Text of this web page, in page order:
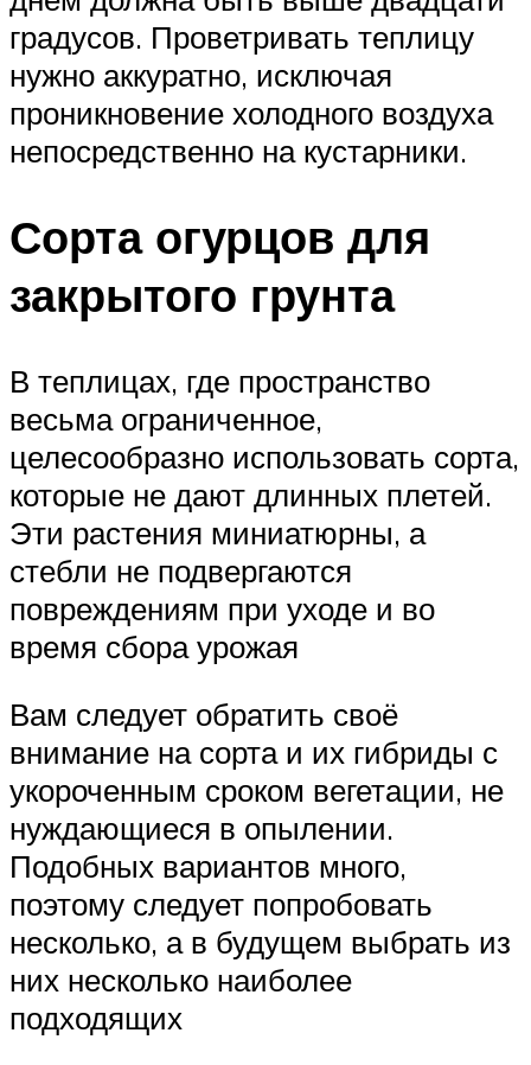
градусов. Проветривать теплицу
нужно аккуратно, исключая
проникновение холодного воздуха
непосредственно на кустарники.
Сорта огурцов для
закрытого грунта
В теплицах, где пространство
весьма ограниченное,
целесообразно использовать сорта,
которые не дают длинных плетей.
Эти растения миниатюрны, а
стебли не подвергаются
повреждениям при уходе и во
время сбора урожая
Вам следует обратить своё
внимание на сорта и их гибриды с
укороченным сроком вегетации, не
нуждающиеся в опылении.
Подобных вариантов много,
поэтому следует попробовать
несколько, а в будущем выбрать из
них несколько наиболее
подходящих